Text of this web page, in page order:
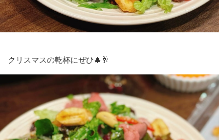
クリスマスの乾杯にぜひ🎄🥂